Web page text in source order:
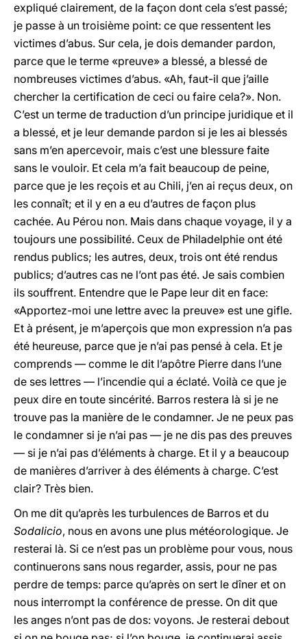
expliqué clairement, de la façon dont cela s’est passé;
je passe à un troisième point: ce que ressentent les
victimes d’abus. Sur cela, je dois demander pardon,
parce que le terme «preuve» a blessé, a blessé de
nombreuses victimes d’abus. «Ah, faut-il que j’aille
chercher la certification de ceci ou faire cela?». Non.
C’est un terme de traduction d’un principe juridique et il
a blessé, et je leur demande pardon si je les ai blessés
sans m’en apercevoir, mais c’est une blessure faite
sans le vouloir. Et cela m’a fait beaucoup de peine,
parce que je les reçois et au Chili, j’en ai reçus deux, on
les connaît; et il y en a eu d’autres de façon plus
cachée. Au Pérou non. Mais dans chaque voyage, il y a
toujours une possibilité. Ceux de Philadelphie ont été
rendus publics; les autres, deux, trois ont été rendus
publics; d’autres cas ne l’ont pas été. Je sais combien
ils souffrent. Entendre que le Pape leur dit en face:
«Apportez-moi une lettre avec la preuve» est une gifle.
Et à présent, je m’aperçois que mon expression n’a pas
été heureuse, parce que je n’ai pas pensé à cela. Et je
comprends — comme le dit l’apôtre Pierre dans l’une
de ses lettres — l’incendie qui a éclaté. Voilà ce que je
peux dire en toute sincérité. Barros restera là si je ne
trouve pas la manière de le condamner. Je ne peux pas
le condamner si je n’ai pas — je ne dis pas des preuves
— si je n’ai pas d’éléments à charge. Et il y a beaucoup
de manières d’arriver à des éléments à charge. C’est
clair? Très bien.
On me dit qu’après les turbulences de Barros et du
Sodalicio, nous en avons une plus météorologique. Je
resterai là. Si ce n’est pas un problème pour vous, nous
continuerons sans nous regarder, assis, pour ne pas
perdre de temps: parce qu’après on sert le dîner et on
nous interrompt la conférence de presse. On dit que
les anges n’ont pas de dos: voyons. Je resterai debout